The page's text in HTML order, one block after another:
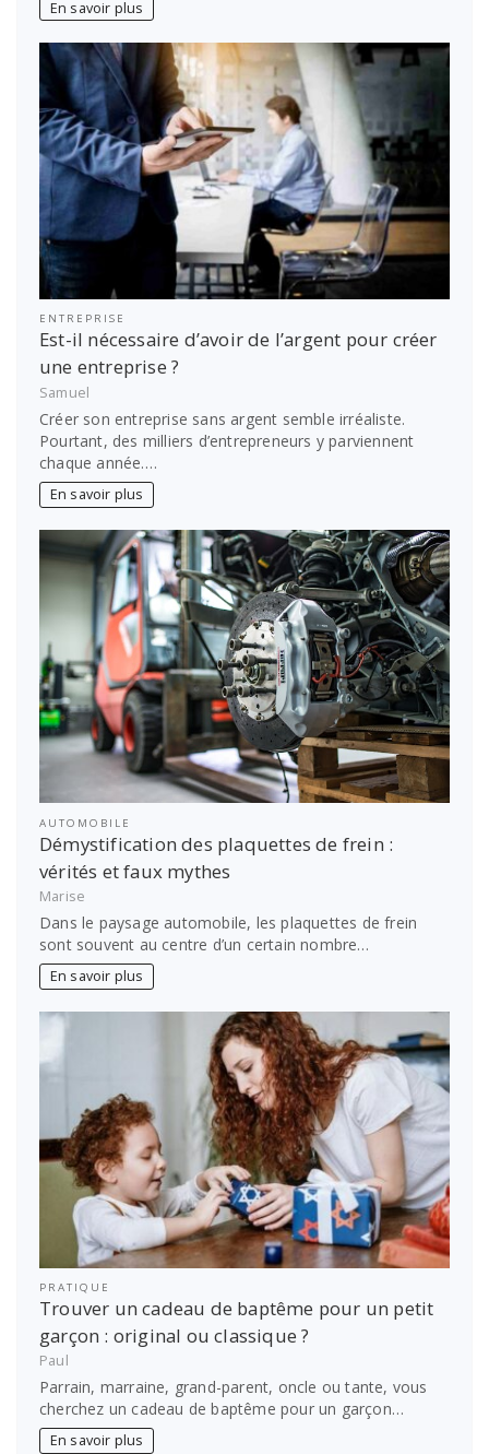
En savoir plus
ENTREPRISE
Est-il nécessaire d’avoir de l’argent pour créer
une entreprise ?
Samuel
Créer son entreprise sans argent semble irréaliste.
Pourtant, des milliers d’entrepreneurs y parviennent
chaque année.…
En savoir plus
AUTOMOBILE
Démystification des plaquettes de frein :
vérités et faux mythes
Marise
Dans le paysage automobile, les plaquettes de frein
sont souvent au centre d’un certain nombre…
En savoir plus
PRATIQUE
Trouver un cadeau de baptême pour un petit
garçon : original ou classique ?
Paul
Parrain, marraine, grand-parent, oncle ou tante, vous
cherchez un cadeau de baptême pour un garçon…
En savoir plus